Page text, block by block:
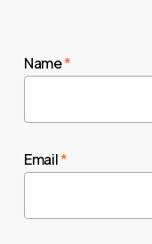
Name*
Email*